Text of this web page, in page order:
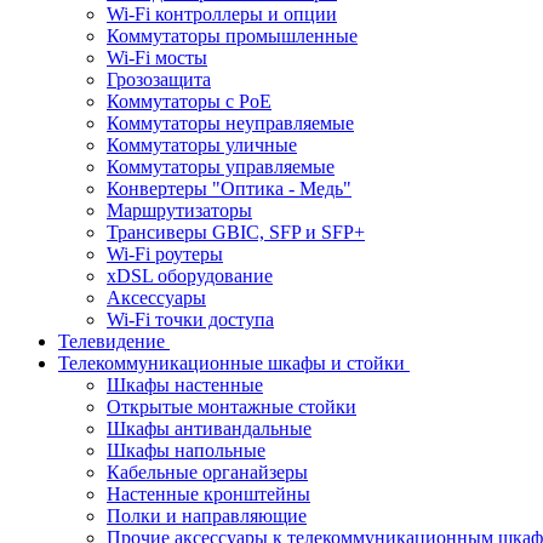
Wi-Fi контроллеры и опции
Коммутаторы промышленные
Wi-Fi мосты
Грозозащита
Коммутаторы c PoE
Коммутаторы неуправляемые
Коммутаторы уличные
Коммутаторы управляемые
Конвертеры "Оптика - Медь"
Маршрутизаторы
Трансиверы GBIC, SFP и SFP+
Wi-Fi роутеры
xDSL оборудование
Аксессуары
Wi-Fi точки доступа
Телевидение
Телекоммуникационные шкафы и стойки
Шкафы настенные
Открытые монтажные стойки
Шкафы антивандальные
Шкафы напольные
Кабельные органайзеры
Настенные кронштейны
Полки и направляющие
Прочие аксессуары к телекоммуникационным